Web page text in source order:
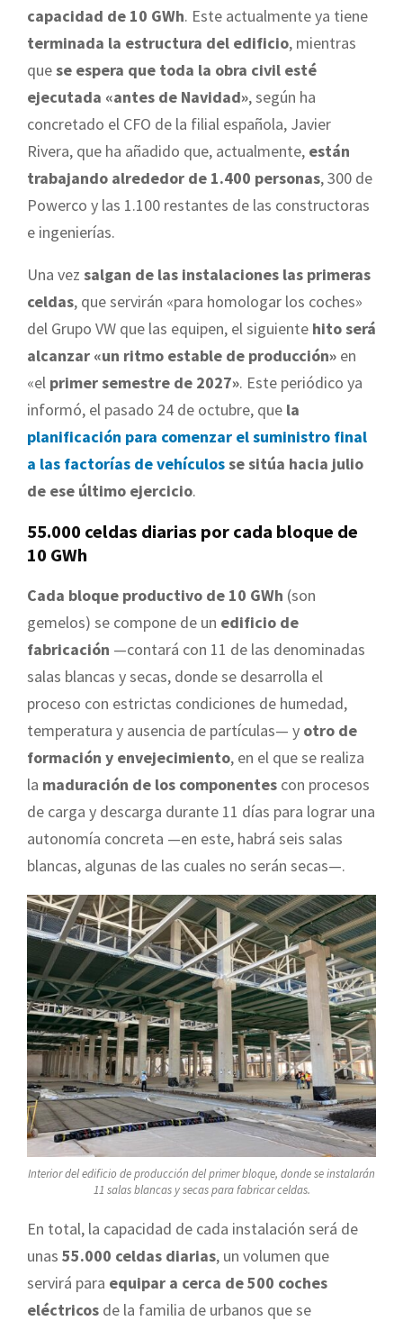
capacidad de 10 GWh. Este actualmente ya tiene
terminada la estructura del edificio, mientras
quese espera que toda la obra civil esté
ejecutada «antes de Navidad», según ha
concretado el CFO de la filial española, Javier
Rivera, que ha añadido que, actualmente, están
trabajando alrededor de 1.400 personas, 300 de
Powerco y las 1.100 restantes de las constructoras
e ingenierías.
Una vez salgan de las instalaciones las primeras
celdas, que servirán «para homologar los coches»
del Grupo VW que las equipen, el siguiente hito será
alcanzar «un ritmo estable de producción» en
«el primer semestre de 2027». Este periódico ya
informó, el pasado 24 de octubre, que la
planificación para comenzar el suministro final
a las factorías de vehículosse sitúa hacia julio
de ese último ejercicio.
55.000 celdas diarias por cada bloque de
10 GWh
Cada bloque productivo de 10 GWh (son
gemelos) se compone de un edificio de
fabricación —contará con 11 de las denominadas
salas blancas y secas, donde se desarrolla el
proceso con estrictas condiciones de humedad,
temperatura y ausencia de partículas— y otro de
formación y envejecimiento, en el que se realiza
la maduración de los componentes con procesos
de carga y descarga durante 11 días para lograr una
autonomía concreta —en este, habrá seis salas
blancas, algunas de las cuales no serán secas—.
Interior del edificio de producción del primer bloque, donde se instalarán
11 salas blancas y secas para fabricar celdas.
En total, la capacidad de cada instalación será de
unas 55.000 celdas diarias, un volumen que
servirá para equipar a cerca de 500 coches
eléctricos de la familia de urbanos que se